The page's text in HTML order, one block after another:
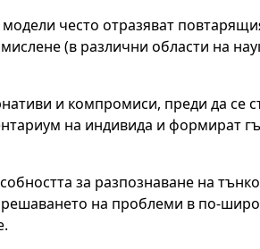
често отразяват
(в различни области на
и компромиси, преди да се
на индивида и формират
за разпознаване на
на проблеми в по-